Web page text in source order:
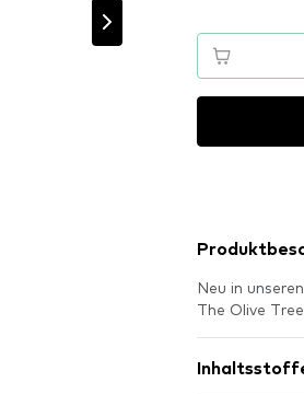
Neu in
The Olive